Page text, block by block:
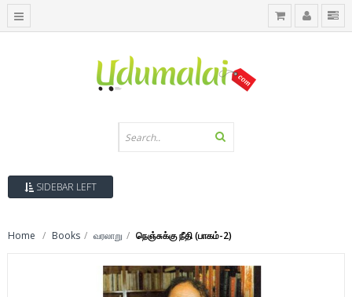
SIDEBAR LEFT
Home Books வரலாறு நெஞ்சுக்கு நீதி (பாகம்-2)